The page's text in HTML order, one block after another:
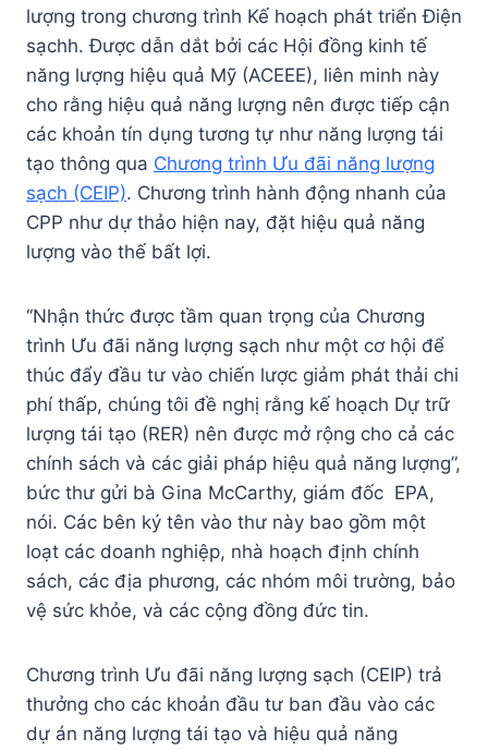
lượng trong chương trình Kế hoạch phát triển Điện
sạchh. Được dẫn dắt bởi các Hội đồng kinh tế
năng lượng hiệu quả Mỹ (ACEEE), liên minh này
cho rằng hiệu quả năng lượng nên được tiếp cận
các khoản tín dụng tương tự như năng lượng tái
tạo thông qua Chương trình Ưu đãi năng lượng
sạch (CEIP). Chương trình hành động nhanh của
CPP như dự thảo hiện nay, đặt hiệu quả năng
lượng vào thế bất lợi.
“Nhận thức được tầm quan trọng của Chương
trình Ưu đãi năng lượng sạch như một cơ hội để
thúc đẩy đầu tư vào chiến lược giảm phát thải chi
phí thấp, chúng tôi đề nghị rằng kế hoạch Dự trữ
lượng tái tạo (RER) nên được mở rộng cho cả các
chính sách và các giải pháp hiệu quả năng lượng”,
bức thư gửi bà Gina McCarthy, giám đốc EPA,
nói. Các bên ký tên vào thư này bao gồm một
loạt các doanh nghiệp, nhà hoạch định chính
sách, các địa phương, các nhóm môi trường, bảo
vệ sức khỏe, và các cộng đồng đức tin.
Chương trình Ưu đãi năng lượng sạch (CEIP) trả
thưởng cho các khoản đầu tư ban đầu vào các
dự án năng lượng tái tạo và hiệu quả năng